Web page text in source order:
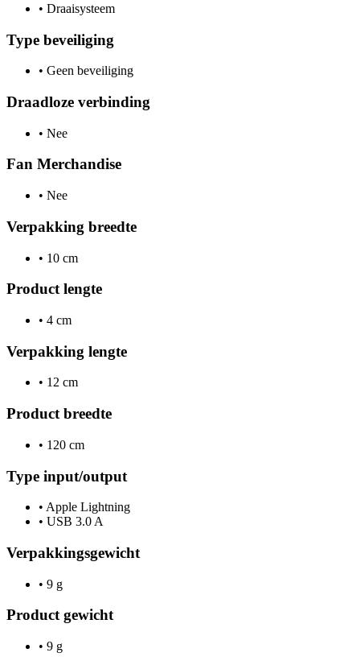
• Draaisysteem
Type beveiliging
• Geen beveiliging
Draadloze verbinding
• Nee
Fan Merchandise
• Nee
Verpakking breedte
• 10 cm
Product lengte
• 4 cm
Verpakking lengte
• 12 cm
Product breedte
• 120 cm
Type input/output
• Apple Lightning
• USB 3.0 A
Verpakkingsgewicht
• 9 g
Product gewicht
• 9 g